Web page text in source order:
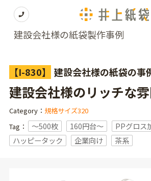
建設会社様の紙袋製作事例
【I-830】 建設会社様の紙袋の事
建設会社様のリッチな
Category： 規格サイズ320
Tag：
〜500枚 160円台〜 PPグロス
ハッピータック
企業向け 茶系